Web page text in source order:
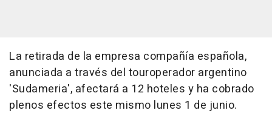
La retirada de la empresa compañía española,
anunciada a través del touroperador argentino
'Sudameria', afectará a 12 hoteles y ha cobrado
plenos efectos este mismo lunes 1 de junio.